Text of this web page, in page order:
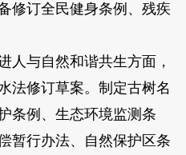
修订全民健身条例、残疾
与自然和谐共生方面，
法修订草案。制定古树名
条例、生态环境监测条
暂行办法、自然保护区条